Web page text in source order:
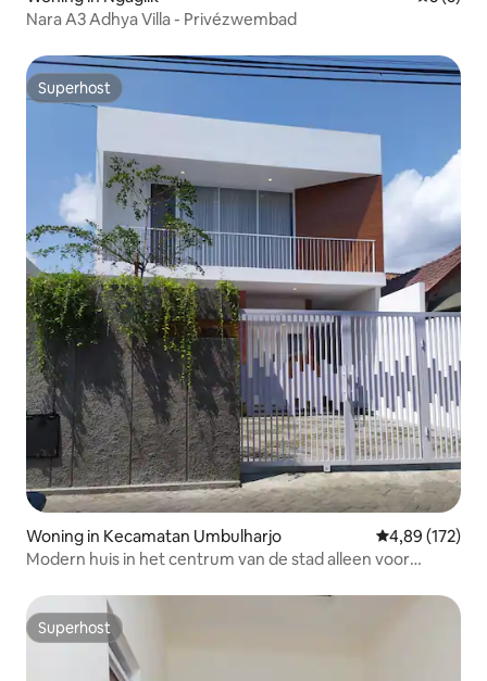
Nara A3 Adhya Villa - Privézwembad
Superhost
Superhost
Woning in Kecamatan Umbulharjo Gemiddelde
4,89 (172)
Modern huis in het centrum van de stad alleen voor
Superhost
Superhost